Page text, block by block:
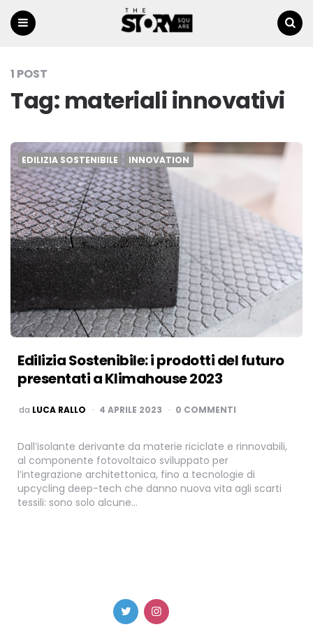
1 POST
Tag: materiali innovativi
EDILIZIA SOSTENIBILE INNOVATION
Edilizia Sostenibile: i prodotti del futuro
presentati a Klimahouse 2023
PUBBLICATO
da LUCA RALLO 4 APRILE 2023 0 COMMENTI
Dall’isolante derivante da materie riciclate e rinnovabili,
al componente fotovoltaico sviluppato per
l’integrazione architettonica, fino a tecnologie di
upcycling deep-tech che danno nuova vita agli scarti
tessili: sono solo alcune…